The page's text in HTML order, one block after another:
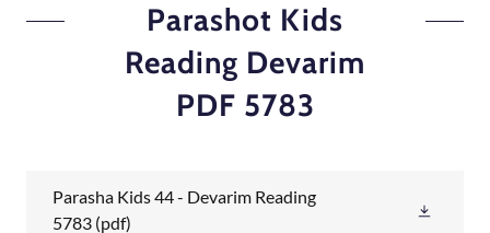
Parashot Kids
Reading Devarim
PDF 5783
Parasha Kids 44 - Devarim Reading
5783 (pdf)